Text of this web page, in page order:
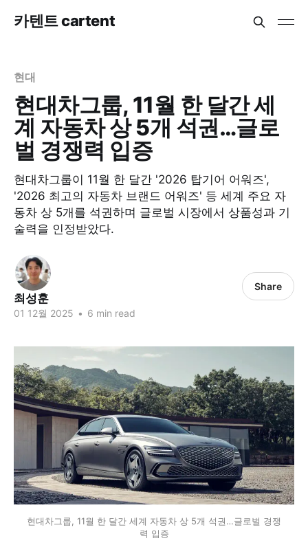
카텐트 cartent
현대
현대차그룹, 11월 한 달간 세
계 자동차 상 5개 석권…글로
벌 경쟁력 입증
현대차그룹이 11월 한 달간 '2026 탑기어 어워즈',
'2026 최고의 자동차 브랜드 어워즈' 등 세계 주요 자
동차 상 5개를 석권하며 글로벌 시장에서 상품성과 기
술력을 인정받았다.
최성훈
01 12월 2025 • 6 min read
Share
현대차그룹, 11월 한 달간 세계 자동차 상 5개 석권…글로벌 경쟁
력 입증